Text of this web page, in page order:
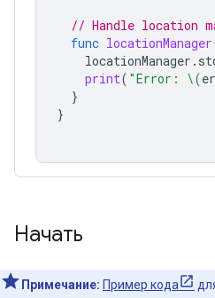
// Handle location
func locationManager
locationManager .
print( "Error: \(
}
}
Начать
Примечание: Пример кода